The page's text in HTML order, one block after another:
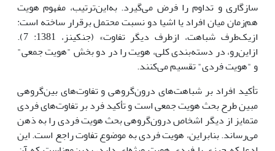
سازگاری و تداوم را فرض می‌گیرد. به‌این‌ترتیب، مفهوم هویت
هم‌زمان میان افراد یا اشیا دو نسبت محتمل برقرار ساخته است:
ازیک‌طرف شباهت، ازطرف دیگر تفاوت» (جنکینز، 1381: 7).
ازاین‌رو، در دسته‌بندی کلی، هویت را در دو بخش "هویت جمعی"
و "هویت فردی" تقسیم می‌کنند.
تأکید افراد بر شباهت‌های درون‌گروهی و تفاوت‌های بین‌گروهی
مبین طرح بحث هویت جمعی است و تأکید فرد بر تفاوت‌های فردی
متمایز از دیگر اشخاص درون‌گروهی بحث هویت فردی را به ذهن
می‌رساند. بنابراین، هویت فردی به موضوع تفاوت راجع است. این